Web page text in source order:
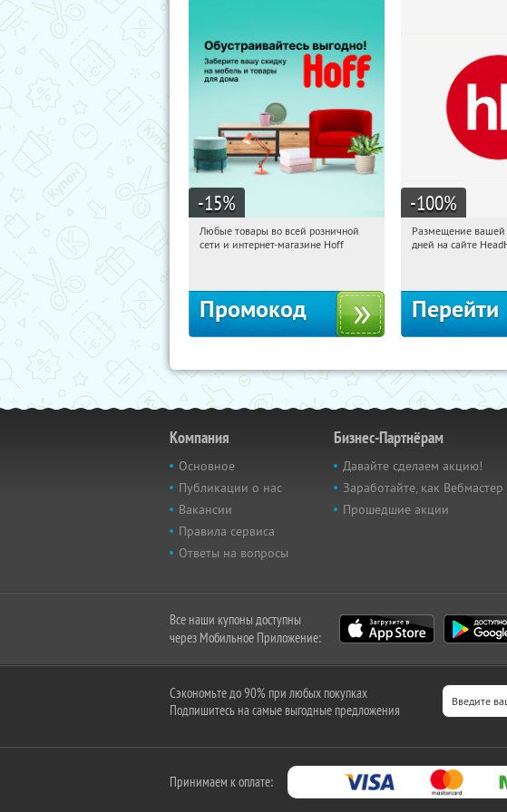
-15%
12:03:30 Получили:
Любые товары во всей розничной
сети и интернет-магазине Hoff
Промокод
-100%
12:03:30
Размещение вашей
дней на сайте
Перейти
Компания
Основное
Публикации о нас
Вакансии
Правила сервиса
Ответы на вопросы
Бизнес-Партнёрам
Давайте сделаем акцию!
Заработайте, как Вебмастер
Прошедшие акции
Все наши купоны доступны
через Мобильное Приложение:
Сэкономьте до 90% при любых покупках
Подпишитесь на самые выгодные предложения
Принимаем к оплате: